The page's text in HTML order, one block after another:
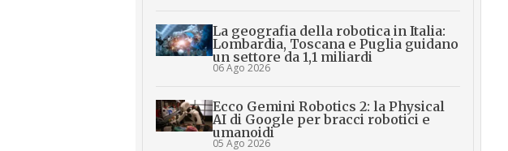
La geografia della robotica in Italia:
Lombardia, Toscana e Puglia guidano
un settore da 1,1 miliardi
06 Ago 2026
Ecco Gemini Robotics 2: la Physical
AI di Google per bracci robotici e
umanoidi
05 Ago 2026